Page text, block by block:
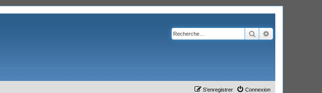
Rechercher
Connexion
S’enregistrer